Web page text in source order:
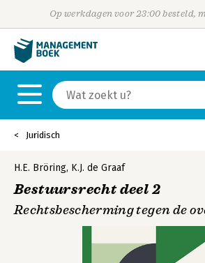
Op werkdagen voor 23:00 besteld,
Juridisch
H.E. Bröring, K.J. de Graaf
Bestuursrecht deel 2
Rechtsbescherming tegen de